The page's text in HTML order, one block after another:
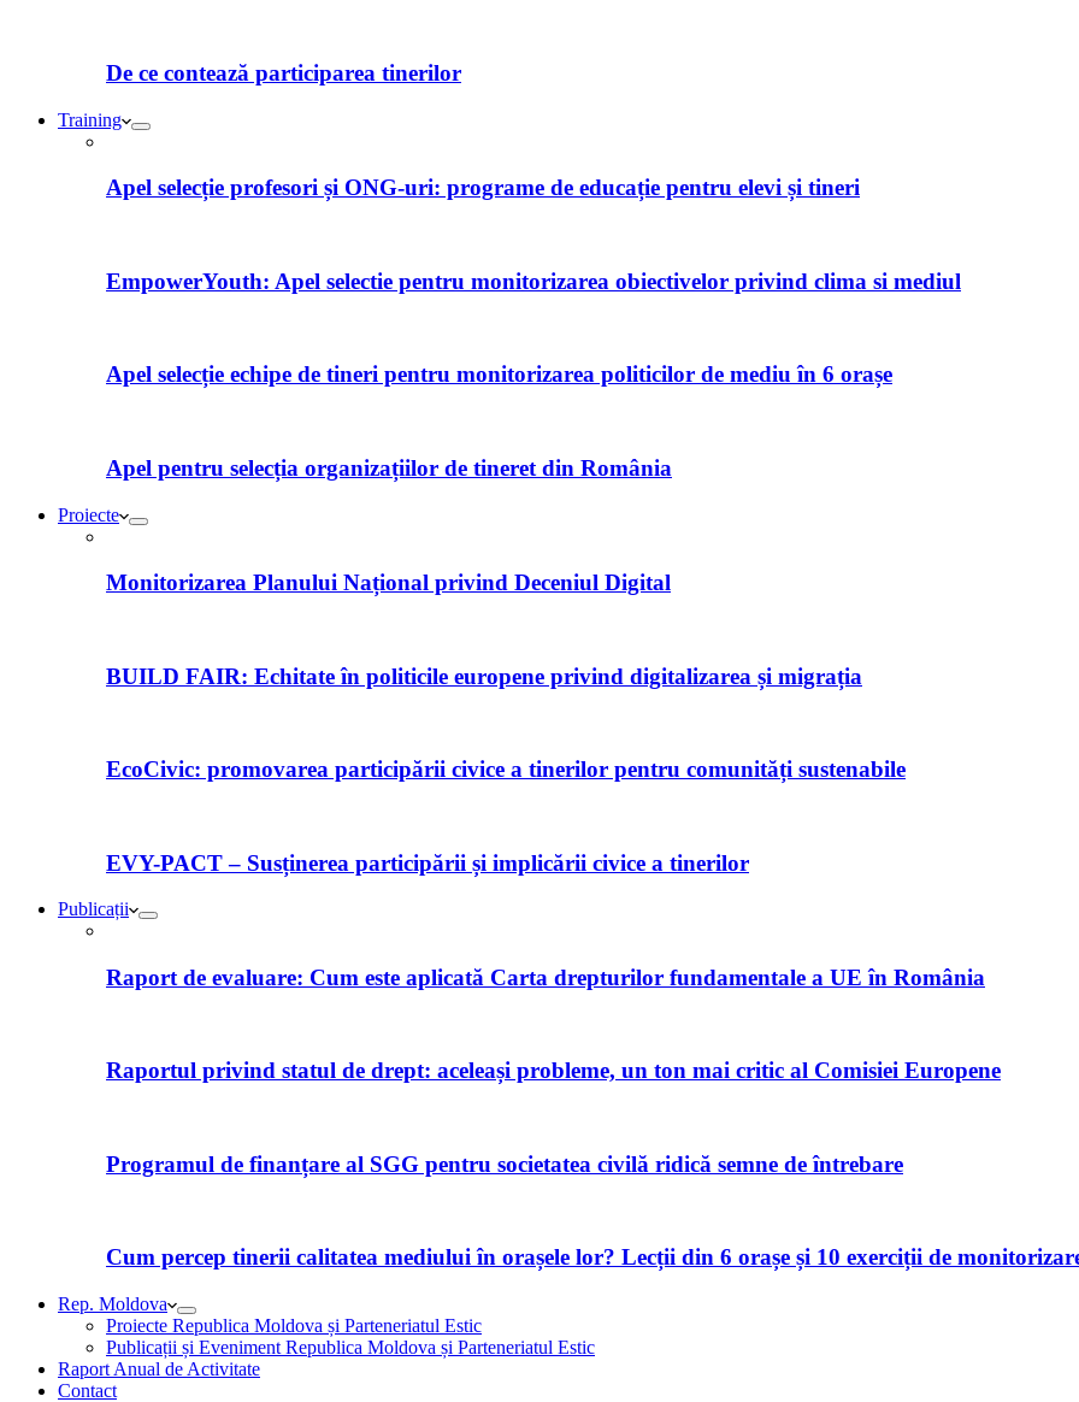
De ce contează participarea tinerilor
Training
Apel selecție profesori și ONG-uri: programe de educație pentru elevi și tineri
EmpowerYouth: Apel selectie pentru monitorizarea obiectivelor privind clima si mediul
Apel selecție echipe de tineri pentru monitorizarea politicilor de mediu în 6 orașe
Apel pentru selecția organizațiilor de tineret din România
Proiecte
Monitorizarea Planului Național privind Deceniul Digital
BUILD FAIR: Echitate în politicile europene privind digitalizarea și migrația
EcoCivic: promovarea participării civice a tinerilor pentru comunități sustenabile
EVY-PACT – Susținerea participării și implicării civice a tinerilor
Publicații
Raport de evaluare: Cum este aplicată Carta drepturilor fundamentale a UE în România
Raportul privind statul de drept: aceleași probleme, un ton mai critic al Comisiei Europene
Programul de finanțare al SGG pentru societatea civilă ridică semne de întrebare
Cum percep tinerii calitatea mediului în orașele lor? Lecții din 6 orașe și 10 exerciții de
Rep. Moldova
Proiecte Republica Moldova și Parteneriatul Estic
Publicații și Eveniment Republica Moldova și Parteneriatul Estic
Raport Anual de Activitate
Contact